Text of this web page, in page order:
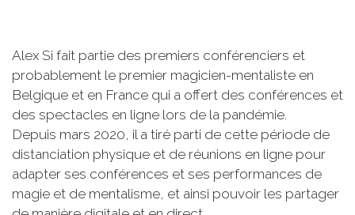
Alex Si fait partie des premiers conférenciers et
probablement le premier magicien-mentaliste en
Belgique et en France qui a offert des conférences et
des spectacles en ligne lors de la pandémie.
Depuis mars 2020, il a tiré parti de cette période de
distanciation physique et de réunions en ligne pour
adapter ses conférences et ses performances de
magie et de mentalisme, et ainsi pouvoir les partager